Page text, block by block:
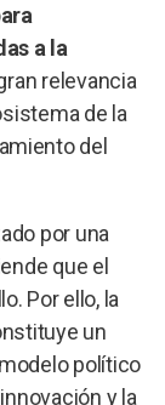
a la
relevancia
de la
del
por una
que el
Por ello, la
un
político
y la